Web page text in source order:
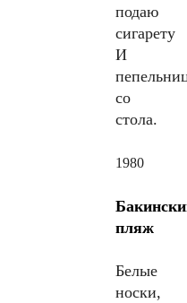
подаю
сигарету
И
со
стола.
1980
пляж
Белые
носки,